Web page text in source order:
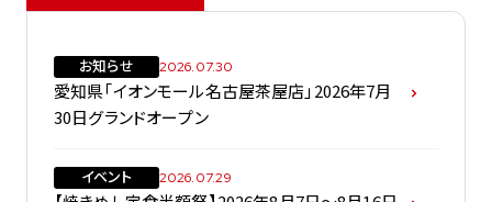
お知らせ 2026.07.30
愛知県「イオンモール名古屋茶屋店」2026年7月
30日グランドオープン
イベント 2026.07.29